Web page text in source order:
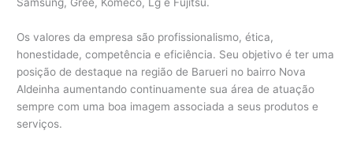
Os valores da empresa são profissionalismo, ética,
honestidade, competência e eficiência. Seu objetivo é ter uma
posição de destaque na região de Barueri no bairro Nova
Aldeinha aumentando continuamente sua área de atuação
sempre com uma boa imagem associada a seus produtos e
serviços.